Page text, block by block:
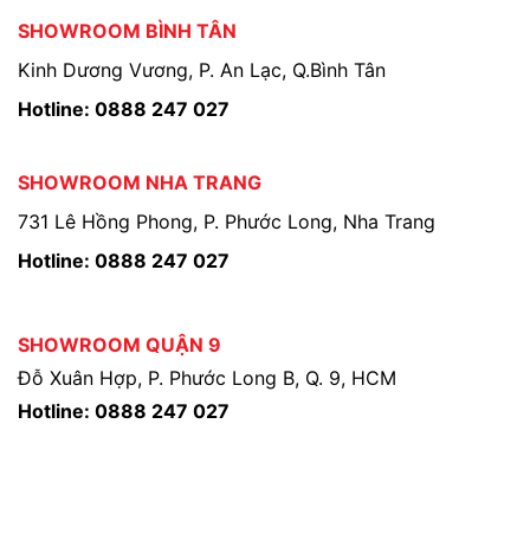
SHOWROOM BÌNH TÂN
Kinh Dương Vương, P. An Lạc, Q.Bình Tân
Hotline: 0888 247 027
SHOWROOM NHA TRANG
731 Lê Hồng Phong, P. Phước Long, Nha Trang
Hotline: 0888 247 027
SHOWROOM QUẬN 9
Đỗ Xuân Hợp, P. Phước Long B, Q. 9, HCM
Hotline: 0888 247 027